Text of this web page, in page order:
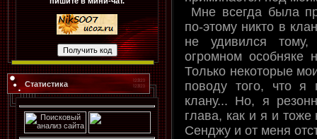
Статистика
Мне всегда была
по-этому никто в
не удивился
огромном особняке
Только некоторые
поводу того, что я
клану... Но, я
глава, как и я и
Сенджу и от меня